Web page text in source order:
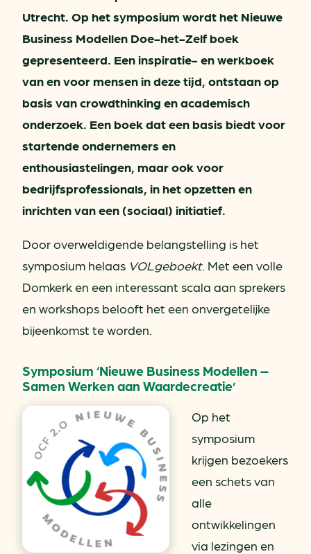
Utrecht. Op het symposium wordt het Nieuwe
Business Modellen Doe-het-Zelf boek
gepresenteerd. Een inspiratie- en werkboek
van en voor mensen in deze tijd, ontstaan op
basis van crowdthinking en academisch
onderzoek. Een boek dat een basis biedt voor
startende ondernemers en
enthousiastelingen, maar ook voor
bedrijfsprofessionals, in het opzetten en
inrichten van een (sociaal) initiatief.
Door overweldigende belangstelling is het
symposium helaas VOLgeboekt. Met een volle
Domkerk en een interessant scala aan sprekers
en workshops belooft het een onvergetelijke
bijeenkomst te worden.
Symposium ‘Nieuwe Business Modellen –
Samen Werken aan Waardecreatie’
Op het
symposium
krijgen bezoekers
een schets van
alle
ontwikkelingen
via lezingen en